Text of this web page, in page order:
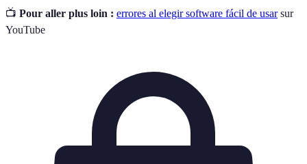
📺 Pour aller plus loin : errores al elegir software fácil de usarsur
YouTube